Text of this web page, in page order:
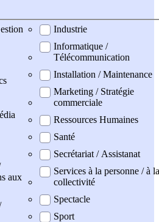
aux
Industrie
Informatique /
Télécommunication
Installation / Maintenance
Marketing / Stratégie
commerciale
Ressources Humaines
Santé
Secrétariat / Assistanat
Services à la personne / à la
collectivité
Spectacle
Sport